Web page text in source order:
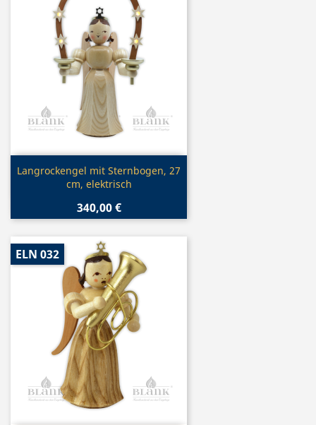
Vorschau
Langrockengel mit Sternbogen, 27
cm, elektrisch
340,00 €
ELN 032